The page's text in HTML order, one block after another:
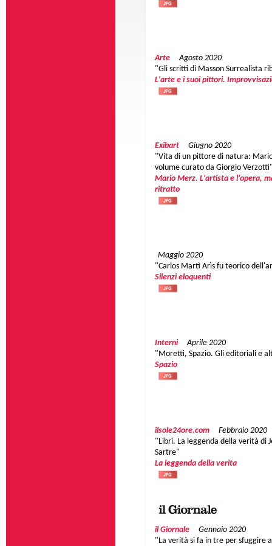
Arte
Agosto 2020
"Gli scritti di Masson Surrealista
L'arte e i suoi pittori.
Exibart
Giugno 2020
"Vita di un pittore di natura:
volume curato da Giorgio
Mario Merz. L'artista e l'opera,
ritratto
Maggio 2020
"Carlos Martì Arìs fu teorico
Silenzi eloquenti
Interni
Aprile 2020
"Moretti, Spazio. Gli editoriali e
Spazio
ilsole24ore.com
Febbraio 2020
"Libri. La leggenda della verità di
Sartre"
La leggenda della verita
il Giornale
Gennaio 2020
"La verità si fa in tre per sfuggire